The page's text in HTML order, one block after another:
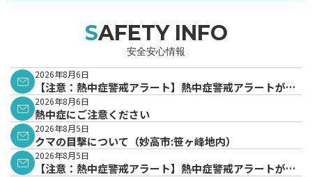
SAFETY INFO
安全安心情報
2026年8月6日
【注意：熱中症警戒アラート】熱中症警戒アラートが発
表されています。
2026年8月6日
熱中症にご注意ください
2026年8月5日
クマの目撃について（妙高市:笹ヶ峰地内）
2026年8月5日
【注意：熱中症警戒アラート】熱中症警戒アラートが発